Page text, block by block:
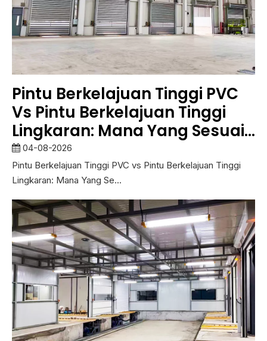
Pintu Berkelajuan Tinggi PVC
Vs Pintu Berkelajuan Tinggi
Lingkaran: Mana Yang Sesuai
untuk Kemudahan Anda?
04-08-2026
Pintu Berkelajuan Tinggi PVC vs Pintu Berkelajuan Tinggi
Lingkaran: Mana Yang Se...